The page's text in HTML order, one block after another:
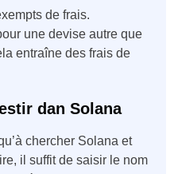
de frais.
une devise autre que
entraîne des frais de
dan Solana
chercher Solana et
il suffit de saisir le nom